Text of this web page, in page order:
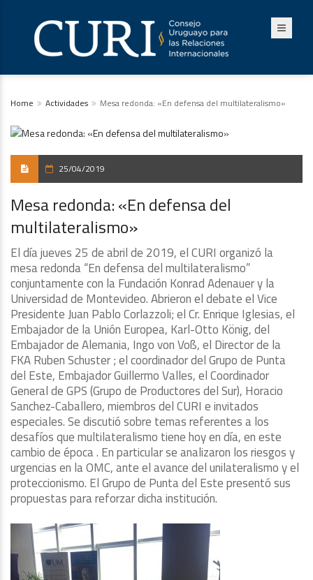
Home Actividades Mesa redonda: «En defensa del multilateralismo»
25/04/2019
Mesa redonda: «En defensa del
multilateralismo»
El día jueves 25 de abril de 2019, el CURI organizó la
mesa redonda “En defensa del multilateralismo”
conjuntamente con la Fundación Konrad Adenauer y la
Universidad de Montevideo. Abrieron el debate el Vice
Presidente Juan Pablo Corlazzoli; el Cr. Enrique Iglesias, el
Embajador de la Unión Europea, Karl-Otto König, del
Embajador de Alemania, Ingo von Voß, el Director de la
FKA Ruben Schuster ; el coordinador del Grupo de Punta
del Este, Embajador Guillermo Valles, el Coordinador
General de GPS (Grupo de Productores del Sur), Horacio
Sanchez-Caballero, miembros del CURI e invitados
especiales. Se discutió sobre temas referentes a los
desafíos que multilateralismo tiene hoy en día, en este
cambio de época . En particular se analizaron los riesgos y
urgencias en la OMC, ante el avance del unilateralismo y el
proteccionismo. El Grupo de Punta del Este presentó sus
propuestas para reforzar dicha institución.